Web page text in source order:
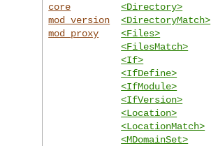
core
mod_version
mod_proxy
<Directory>
<DirectoryMatch>
<Files>
<FilesMatch>
<If>
<IfDefine>
<IfModule>
<IfVersion>
<Location>
<LocationMatch>
<MDomainSet>